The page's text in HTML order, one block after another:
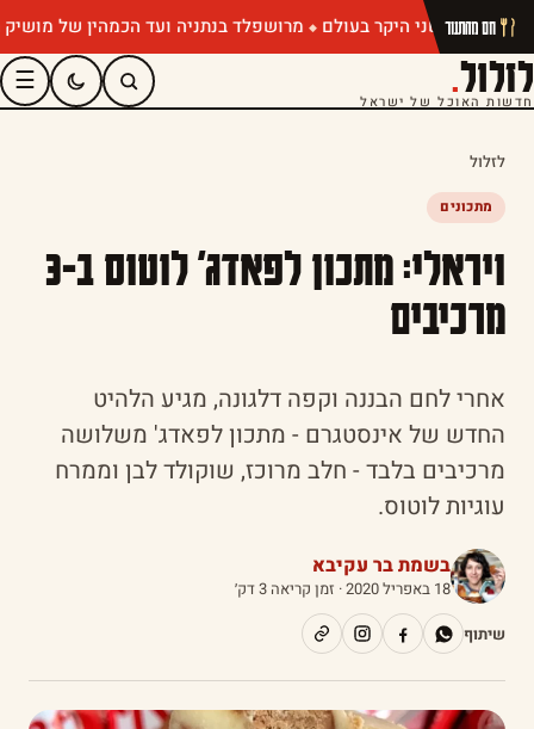
מרושפלד בנתניה ועד הכמהין של מושיק חם מהתנור
לזלול.
חדשות האוכל של ישראל
☰
לזלול
מתכונים
ויראלי: מתכון לפאדג' לוטוס ב-3
מרכיבים
אחרי לחם הבננה וקפה דלגונה, מגיע הלהיט
החדש של אינסטגרם - מתכון לפאדג' משלושה
מרכיבים בלבד - חלב מרוכז, שוקולד לבן וממרח
עוגיות לוטוס.
בשמת בר עקיבא
18 באפריל 2020
· זמן קריאה 3 דק׳
שיתוף